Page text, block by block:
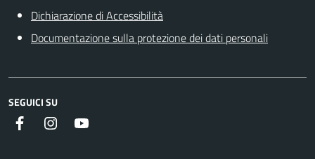
Dichiarazione di Accessibilità
Documentazione sulla protezione dei dati personali
SEGUICI SU
Facebook Instagram